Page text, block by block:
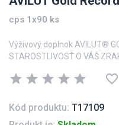
cps 1x90 ks
Výživový doplnok AVILUT®
STAROSTLIVOSŤ O VÁŠ
star star star star star favorite_border
Kód produktu: T17109